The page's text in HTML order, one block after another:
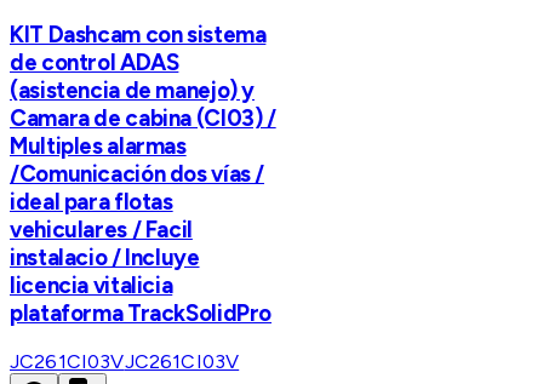
KIT Dashcam con sistema
de control ADAS
(asistencia de manejo) y
Camara de cabina (CI03) /
Multiples alarmas
/Comunicación dos vías /
ideal para flotas
vehiculares / Facil
instalacio / Incluye
licencia vitalicia
plataforma TrackSolidPro
JC261CI03VJC261CI03V